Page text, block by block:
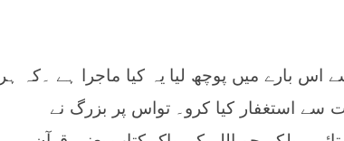
بارے میں پوچھ لیا یہ کیا ماجرا ہے ۔کہ ہر
استغفار کیا کرو۔ تواس پر بزرگ نے